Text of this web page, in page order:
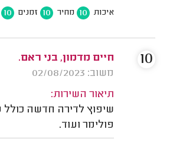
איכות 10 מחיר 10 זמנים 10
חיים מדמון, בני ראם.
משוב: 02/08/2023
תיאור השירות:
שיפוץ לדירה חדשה כולל
פולימר ועוד.
10